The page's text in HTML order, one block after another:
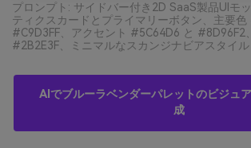
プロンプト: サイドバー付き2D SaaS製品UIモ
ティクスカードとプライマリーボタン、主要色
#C9D3FF、アクセント #5C64D6 と #8D96F2
#2B2E3F、ミニマルなスカンジナビアスタイ
AIでブルーラベンダーパレットのビジュ
成